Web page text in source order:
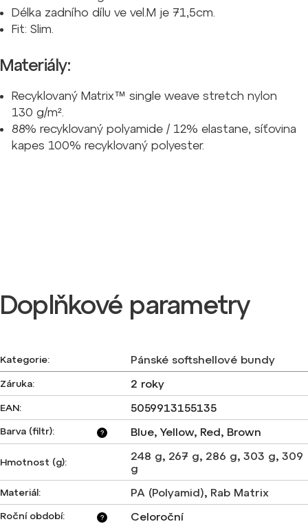
Délka zadního dílu ve vel.M je 71,5cm.
Fit: Slim.
Materiály:
Recyklovaný Matrix™ single weave stretch nylon
130 g/m².
88% recyklovaný polyamide / 12% elastane, síťovina
kapes 100% recyklovaný polyester.
Doplňkové parametry
Kategorie: Pánské softshellové bundy
Záruka: 2 roky
EAN: 5059913155135
?
Barva (filtr): Blue, Yellow, Red, Brown
Hmotnost (g): 248 g, 267 g, 286 g, 303 g, 309
g
Materiál: PA (Polyamid), Rab Matrix
?
Roční období: Celoroční